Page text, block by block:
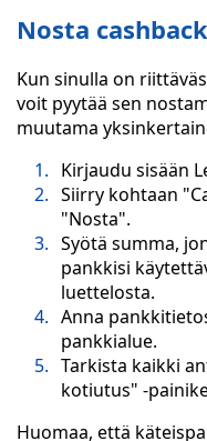
Nosta
Kun sinulla on
voit pyytää sen
muutama
Kirjaudu sisään
Siirry kohtaan
"Nosta".
Syötä summa,
pankkisi
luettelosta.
Anna
pankkialue.
Tarkista kaikki
kotiutus" -
Huomaa, että